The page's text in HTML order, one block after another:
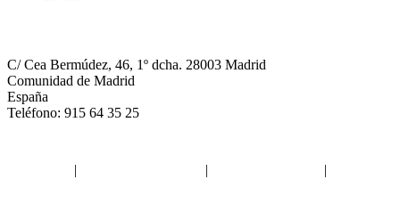
C/ Cea Bermúdez, 46, 1º dcha. 28003 Madrid
Comunidad de Madrid
España
Teléfono: 915 64 35 25
| | |